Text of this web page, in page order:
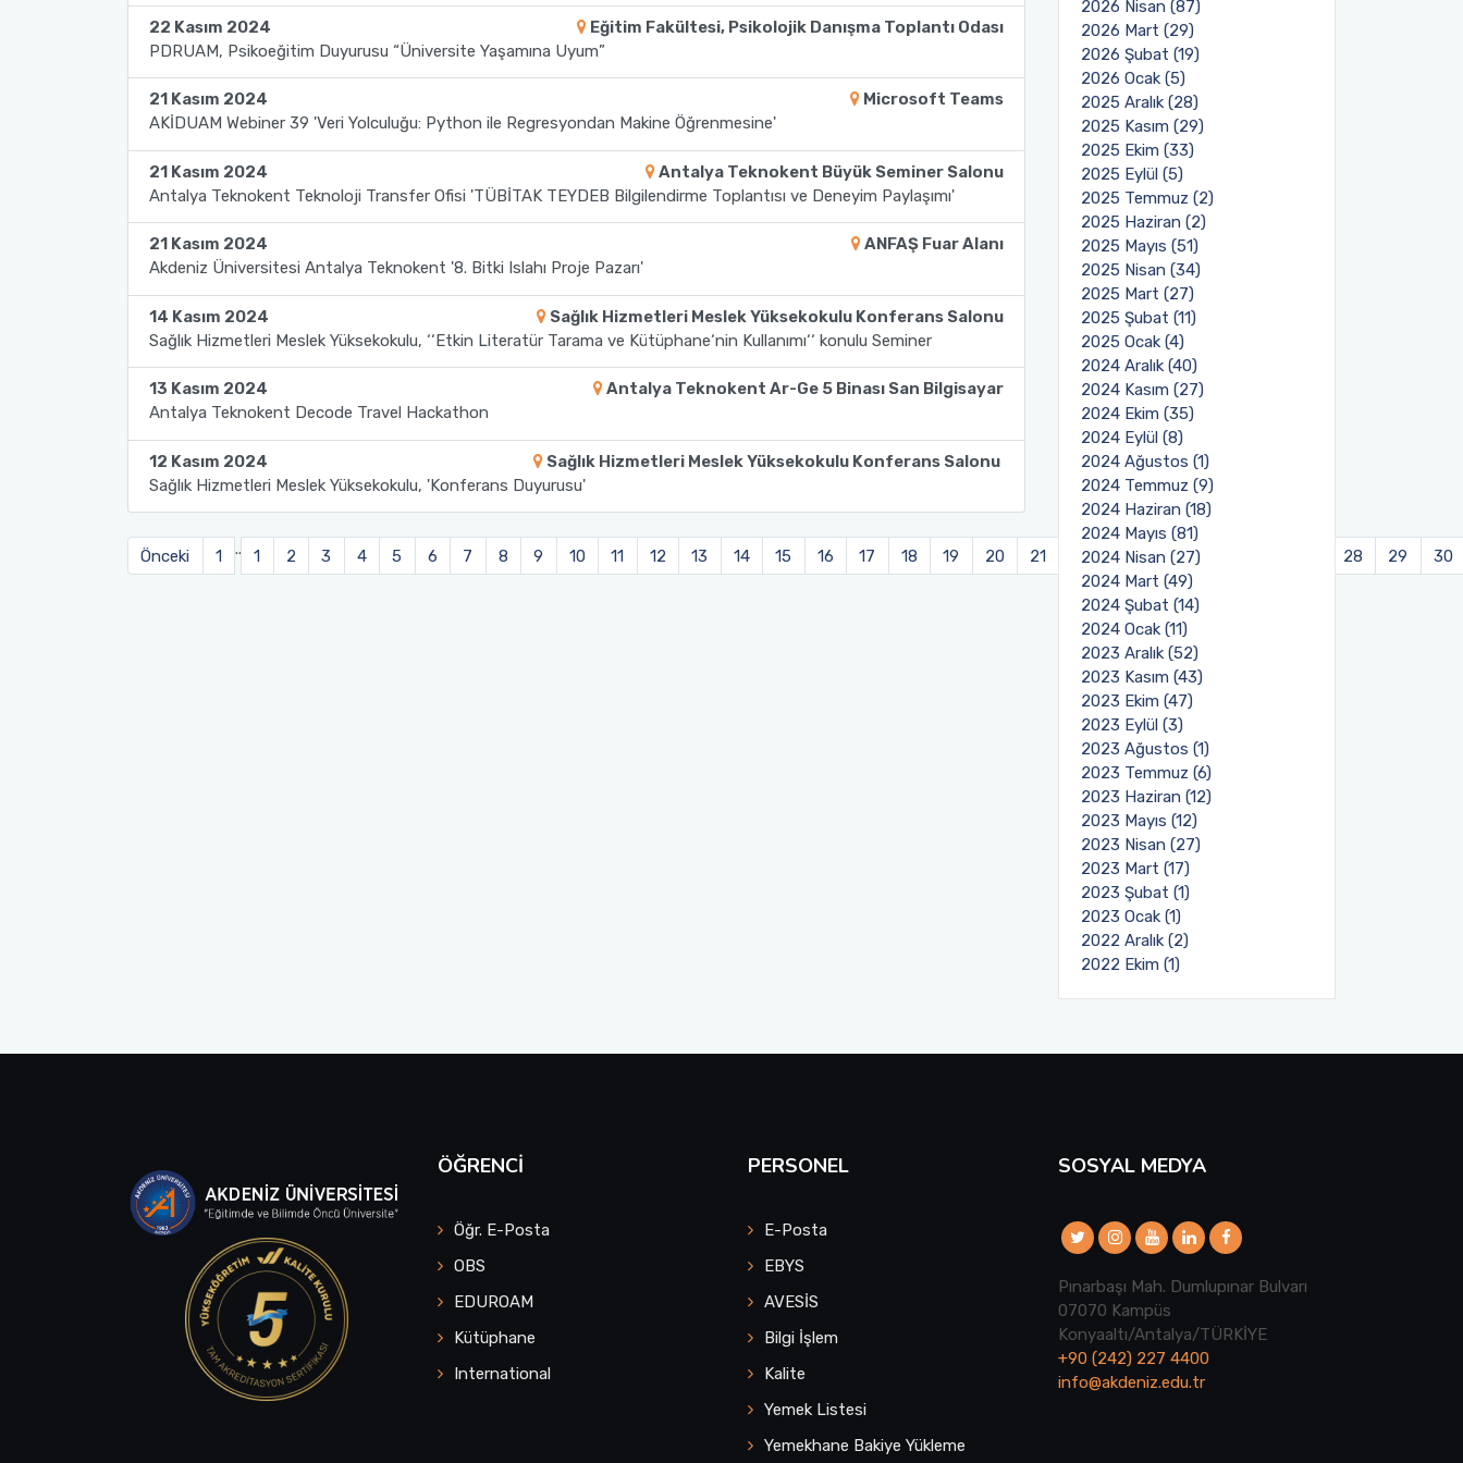
22 Kasım 2024
Eğitim Fakültesi, Psikolojik Danışma Toplantı Odası
PDRUAM, Psikoeğitim Duyurusu “Üniversite Yaşamına Uyum”
21 Kasım 2024
Microsoft Teams
AKİDUAM Webiner 39 'Veri Yolculuğu: Python ile Regresyondan Makine Öğrenmesine'
21 Kasım 2024
Antalya Teknokent Büyük Seminer Salonu
Antalya Teknokent Teknoloji Transfer Ofisi 'TÜBİTAK TEYDEB Bilgilendirme Toplantısı ve Deneyim Paylaşımı'
21 Kasım 2024
ANFAŞ Fuar Alanı
Akdeniz Üniversitesi Antalya Teknokent '8. Bitki Islahı Proje Pazarı'
14 Kasım 2024
Sağlık Hizmetleri Meslek Yüksekokulu Konferans Salonu
Sağlık Hizmetleri Meslek Yüksekokulu, ‘‘Etkin Literatür Tarama ve Kütüphane‘nin Kullanımı‘‘ konulu Seminer
13 Kasım 2024
Antalya Teknokent Ar-Ge 5 Binası San Bilgisayar
Antalya Teknokent Decode Travel Hackathon
12 Kasım 2024
Sağlık Hizmetleri Meslek Yüksekokulu Konferans Salonu
Sağlık Hizmetleri Meslek Yüksekokulu, 'Konferans Duyurusu'
Önceki 1 .. 1 2 3 4 5 6 7 8 9 10 11 12 13 14 15 16 17 18 19 20 21 22 23 24 28 29 30
2026 Nisan (87)
2026 Mart (29)
2026 Şubat (19)
2026 Ocak (5)
2025 Aralık (28)
2025 Kasım (29)
2025 Ekim (33)
2025 Eylül (5)
2025 Temmuz (2)
2025 Haziran (2)
2025 Mayıs (51)
2025 Nisan (34)
2025 Mart (27)
2025 Şubat (11)
2025 Ocak (4)
2024 Aralık (40)
2024 Kasım (27)
2024 Ekim (35)
2024 Eylül (8)
2024 Ağustos (1)
2024 Temmuz (9)
2024 Haziran (18)
2024 Mayıs (81)
2024 Nisan (27)
2024 Mart (49)
2024 Şubat (14)
2024 Ocak (11)
2023 Aralık (52)
2023 Kasım (43)
2023 Ekim (47)
2023 Eylül (3)
2023 Ağustos (1)
2023 Temmuz (6)
2023 Haziran (12)
2023 Mayıs (12)
2023 Nisan (27)
2023 Mart (17)
2023 Şubat (1)
2023 Ocak (1)
2022 Aralık (2)
2022 Ekim (1)
ÖĞRENCI
Öğr. E-Posta
OBS
EDUROAM
Kütüphane
International
PERSONEL
E-Posta
EBYS
AVESİS
Bilgi İşlem
Kalite
Yemek Listesi
Yemekhane Bakiye Yükleme
SOSYAL MEDYA
Pınarbaşı Mah. Dumlupınar Bulvarı
07070 Kampüs
Konyaaltı/Antalya/TÜRKİYE
+90 (242) 227 4400
info@akdeniz.edu.tr
2022-2026 Stratejik Planı
Akademik Tören
Kemer Denizcilik Fakültesi
Kumluca Sağlık Bilimleri Fakültesi
Manavgat Sosyal ve Beşeri Bilimler Fakültesi
Manavgat Turizm Fakültesi
Manavgat Yabancı Diller Fakültesi
Mühendislik Fakültesi
Sağlık Bilimleri Fakültesi
Sağlık Hizmetleri MYO
Serik Gülsün Süleyman Süral MYO
Sosyal Bilimler MYO
Teknik Bilimler MYO
Yapı İşleri ve Teknik Daire Başkanlığı
Uluslararası İlişkiler Ofisi
Mezun Bilgi Sistemi
Sıkça Sorulan Sorular
TÜBİTAK Projeleri
Web of Science